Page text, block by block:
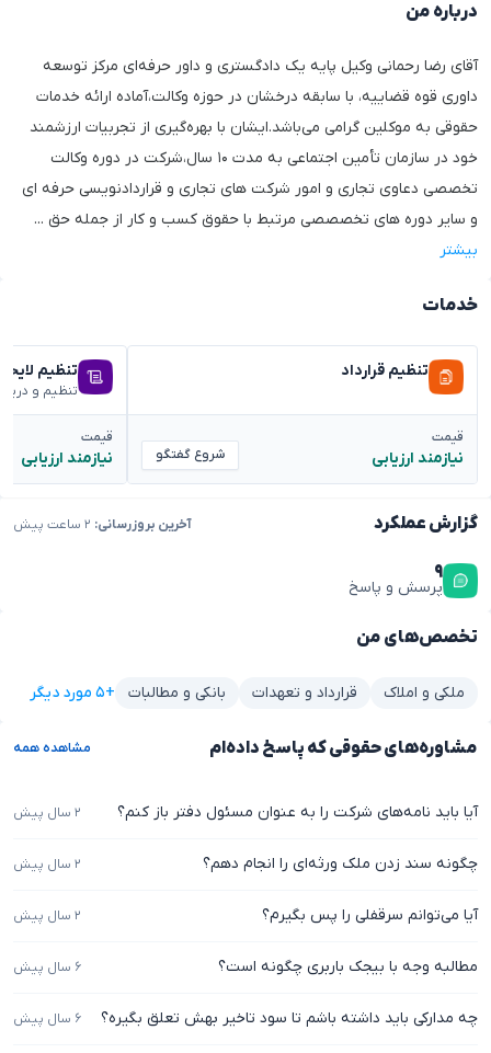
درباره من
آقای رضا رحمانی وکیل پایه یک دادگستری و داور حرفه‌ای مرکز توسعه
داوری قوه قضاییه، با سابقه درخشان در حوزه وکالت،آماده ارائه خدمات
حقوقی به موکلین گرامی می‌باشد.ایشان با بهره‌گیری از تجربیات ارزشمند
خود در سازمان تأمین اجتماعی به مدت ۱۰ سال،شرکت در دوره وکالت
تخصصی دعاوی تجاری و امور شرکت های تجاری و قراردادنویسی حرفه ای
و سایر دوره های تخصصصی مرتبط با حقوق کسب و کار از جمله حق ...
بیشتر
گزارش عملکرد آخرین بروزرسانی:
۹
پرسش و پاسخ
تخصص‌های من
ملکی و املاک قرارداد و تعهدات بانکی و مطالبات +۵ مورد دیگر
خدمات
تنظیم قرارداد
قیمت
نیازمند ارزیابی شروع گفتگو
تنظیم لایحه
تنظیم و
قیمت
نیازمند ارزیابی
مشاوره‌های حقوقی که پاسخ داده‌ام مشاهده همه
آیا باید نامه‌های شرکت را به عنوان مسئول دفتر باز کنم؟ ۲ سال پیش
چگونه سند زدن ملک ورثه‌ای را انجام دهم؟ ۲ سال پیش
آیا می‌توانم سرقفلی را پس بگیرم؟ ۲ سال پیش
مطالبه وجه با بیجک باربری چگونه است؟ ۶ سال پیش
چه مدارکی باید داشته باشم تا سود تاخیر بهش تعلق بگیره؟ ۶ سال پیش